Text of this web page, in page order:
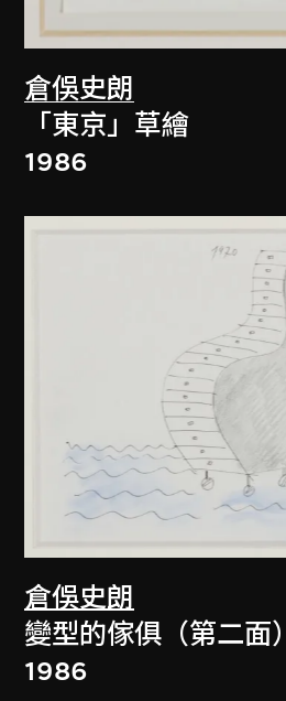
倉俁史朗
「東京」草繪
1986
倉俁史朗
變型的傢俱（第二面）
1986